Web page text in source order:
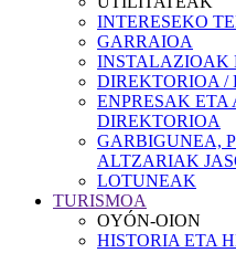
INTERESEKO
GARRAIOA
INSTALAZIOAK
DIREKTORIOA
ENPRESAK
DIREKTORIOA
GARBIGUNEA,
ALTZARIAK
LOTUNEAK
TURISMOA
OYÓN-OION
HISTORIA ETA